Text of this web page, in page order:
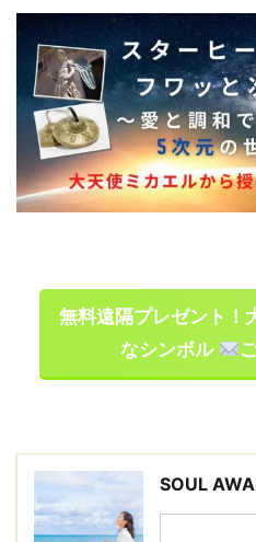
無料遠隔プレゼント！
なシンボル
SOUL